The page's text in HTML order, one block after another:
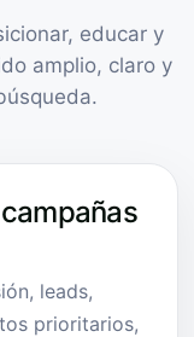
educar y
amplio, claro y
leads,
prioritarios,